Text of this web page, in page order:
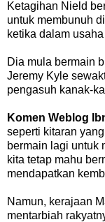
Ketagihan Nield
untuk membunuh
ketika dalam
Dia mula bermain
Jeremy Kyle
pengasuh kanak-
Komen Weblog
seperti kitaran
bermain lagi untuk
kita tetap mahu
mendapatkan
Namun, kerajaan
mentarbiah